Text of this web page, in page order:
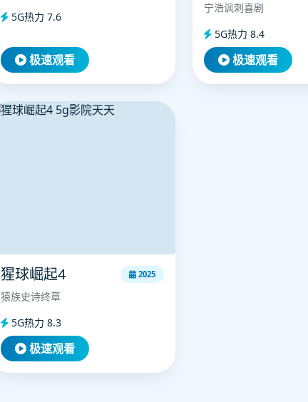
5G热力 7.6
极速观看
宁浩讽刺喜剧
5G热力 8.4
极速观看
猩球崛起4 2025
猿族史诗终章
5G热力 8.3
极速观看